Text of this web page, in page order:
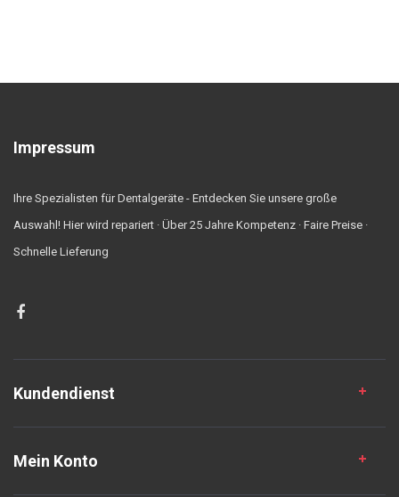
Impressum
Ihre Spezialisten für Dentalgeräte - Entdecken Sie unsere große
Auswahl! Hier wird repariert · Über 25 Jahre Kompetenz · Faire Preise ·
Schnelle Lieferung
Kundendienst
Mein Konto